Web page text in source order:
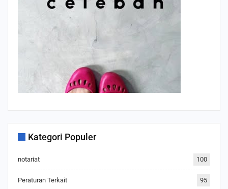
Kategori Populer
notariat 100
Peraturan Terkait 95